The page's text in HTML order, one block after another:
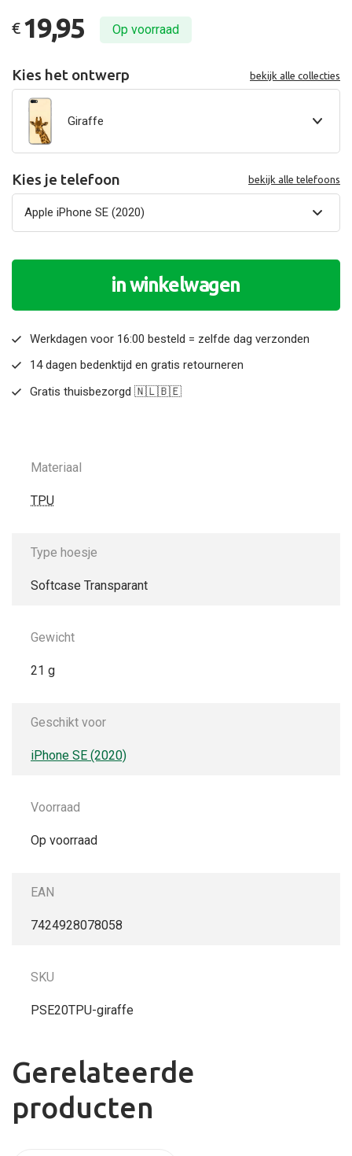
€ 19,95 Op voorraad
Kies het ontwerp bekijk alle collecties
Giraffe
Kies je telefoon bekijk alle telefoons
in winkelwagen
Werkdagen voor 16:00 besteld = zelfde dag verzonden
14 dagen bedenktijd en gratis retourneren
Gratis thuisbezorgd 🇳🇱🇧🇪
Materiaal
TPU
Type hoesje
Softcase Transparant
Gewicht
21 g
Geschikt voor
iPhone SE (2020)
Voorraad
Op voorraad
EAN
7424928078058
SKU
PSE20TPU-giraffe
Gerelateerde
producten